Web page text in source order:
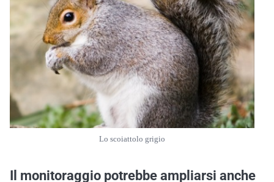
Lo scoiattolo grigio
Il monitoraggio potrebbe ampliarsi anche